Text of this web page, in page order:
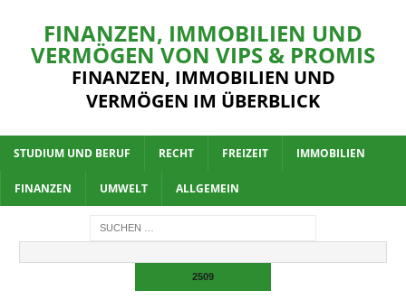
FINANZEN, IMMOBILIEN UND
VERMÖGEN VON VIPS & PROMIS
FINANZEN, IMMOBILIEN UND
VERMÖGEN IM ÜBERBLICK
STUDIUM UND BERUF RECHT FREIZEIT IMMOBILIEN
FINANZEN UMWELT ALLGEMEIN